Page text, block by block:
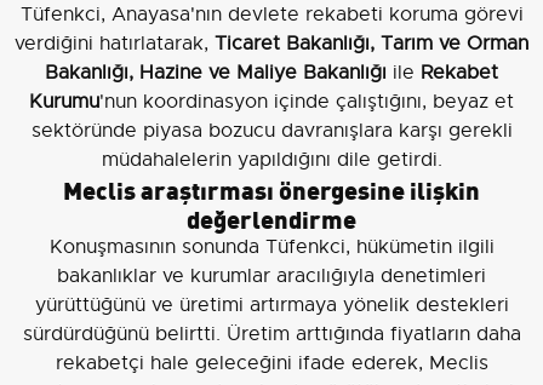
Tüfenkci, Anayasa'nın devlete rekabeti koruma görevi
verdiğini hatırlatarak, Ticaret Bakanlığı, Tarım ve Orman
Bakanlığı, Hazine ve Maliye Bakanlığı ile Rekabet
Kurumu'nun koordinasyon içinde çalıştığını, beyaz et
sektöründe piyasa bozucu davranışlara karşı gerekli
müdahalelerin yapıldığını dile getirdi.
Meclis araştırması önergesine ilişkin
değerlendirme
Konuşmasının sonunda Tüfenkci, hükümetin ilgili
bakanlıklar ve kurumlar aracılığıyla denetimleri
yürüttüğünü ve üretimi artırmaya yönelik destekleri
sürdürdüğünü belirtti. Üretim arttığında fiyatların daha
rekabetçi hale geleceğini ifade ederek, Meclis